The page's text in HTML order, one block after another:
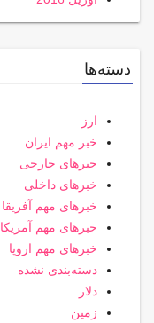
دسته‌ها
ارز
خبر مهم ایران
خبرهای خارجی
خبرهای داخلی
خبرهای مهم آفریقا
خبرهای مهم آمریکا
خبرهای مهم اروپا
دسته‌بندی نشده
دلار
زمین